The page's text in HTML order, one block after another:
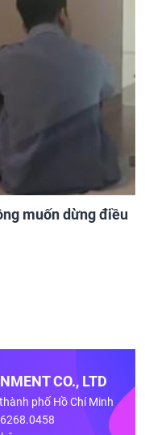
muốn dừng điều
CO., LTD
phố Hồ Chí Minh